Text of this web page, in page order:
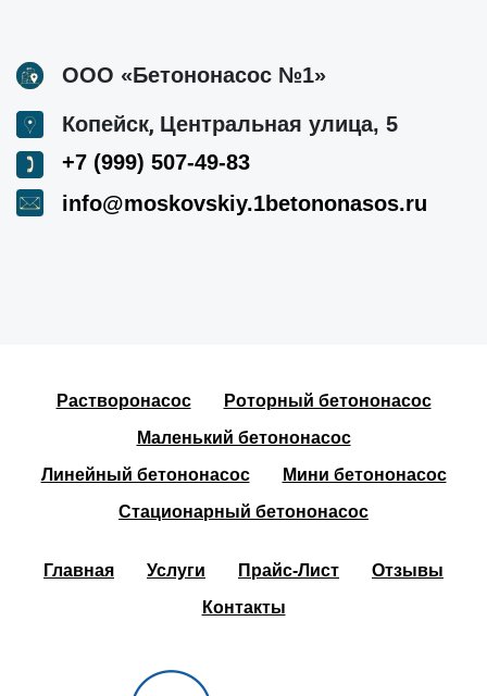
ООО «Бетононасос №1»
Копейск, Центральная улица, 5
+7 (999) 507-49-83
info@moskovskiy.1betononasos.ru
Растворонасос
Роторный бетононасос
Маленький бетононасос
Линейный бетононасос
Мини бетононасос
Стационарный бетононасос
Главная Услуги Прайс-Лист
Отзывы
Контакты